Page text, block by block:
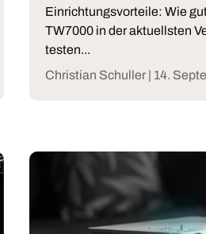
Einrichtungsvorteile: Wie
TW7000 in der aktuellsten
testen...
Christian Schuller | 14.